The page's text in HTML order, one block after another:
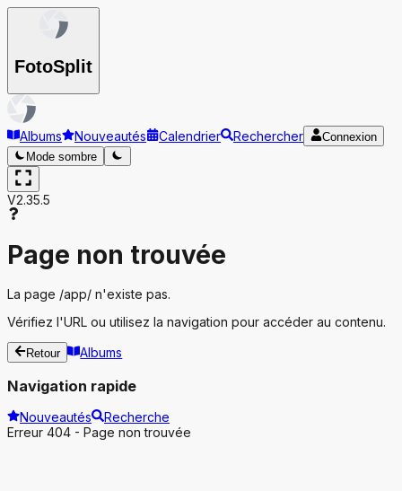
FotoSplit
Albums Nouveautés Calendrier Rechercher
Connexion
Mode sombre
V2.35.5
Page non trouvée
La page /app/ n'existe pas.
Vérifiez l'URL ou utilisez la navigation pour accéder au contenu.
Retour Albums
Navigation rapide
Nouveautés
Recherche
Erreur 404 - Page non trouvée